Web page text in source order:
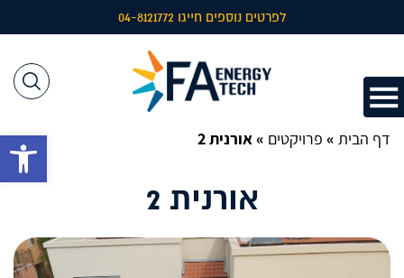
לפרטים נוספים חייגו 04-8121772
דף הבית » פרויקטים »אורנית 2
אורנית 2